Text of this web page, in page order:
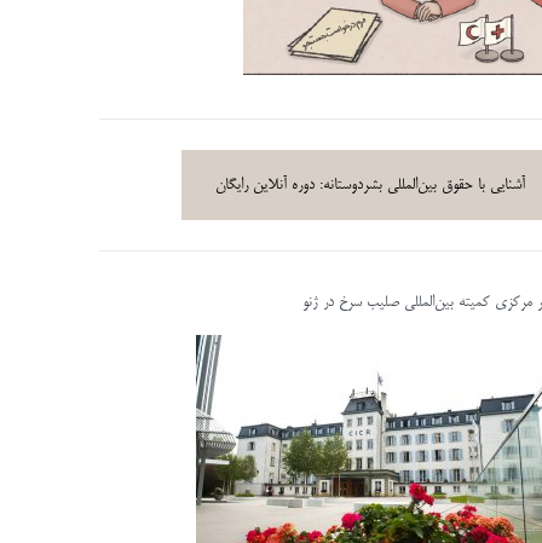
آشنایی با حقوق بین‌المللی بشردوستانه: دوره آنلاین رایگان
مرکزی کمیته بین‌المللی صلیب سرخ در ژنو